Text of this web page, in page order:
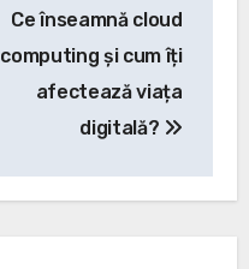
Ce înseamnă cloud
computing și cum îți
afectează viața
digitală?